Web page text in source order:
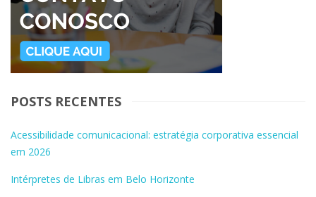
POSTS RECENTES
Acessibilidade comunicacional: estratégia corporativa essencial
em 2026
Intérpretes de Libras em Belo Horizonte